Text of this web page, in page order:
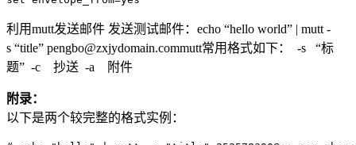
利用mutt发送邮件 发送测试邮件：echo “hello world” | mutt -
s “title” pengbo@zxjydomain.commutt常用格式如下： -s “标
题” -c 抄送 -a 附件
附录：
以下是两个较完整的格式实例：